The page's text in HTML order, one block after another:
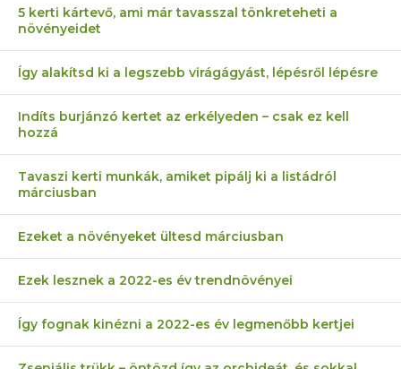
5 kerti kártevő, ami már tavasszal tönkreteheti a
növényeidet
Így alakítsd ki a legszebb virágágyást, lépésről lépésre
Indíts burjánzó kertet az erkélyeden – csak ez kell
hozzá
Tavaszi kerti munkák, amiket pipálj ki a listádról
márciusban
Ezeket a növényeket ültesd márciusban
Ezek lesznek a 2022-es év trendnövényei
Így fognak kinézni a 2022-es év legmenőbb kertjei